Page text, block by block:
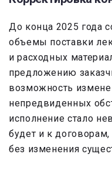
До конца 2025 года
объемы поставки
и расходных
предложению
возможность
непредвиденных
исполнение стало
будет и к
без изменения